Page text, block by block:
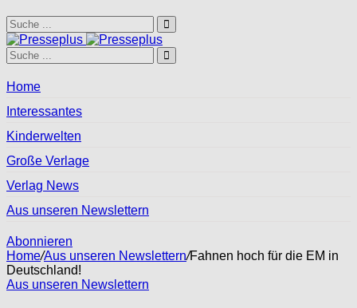
Home
Interessantes
Kinderwelten
Große Verlage
Verlag News
Aus unseren Newslettern
Abonnieren
Home/Aus unseren Newslettern/Fahnen hoch für die EM in
Deutschland!
Aus unseren Newslettern